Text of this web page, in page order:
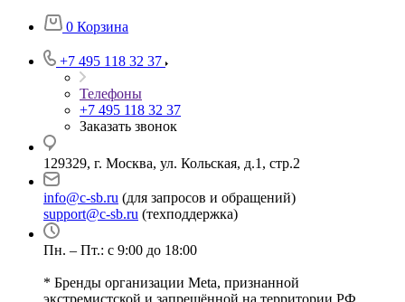
0 Корзина
+7 495 118 32 37
Телефоны
+7 495 118 32 37
Заказать звонок
129329, г. Москва, ул. Кольская, д.1, стр.2
info@c-sb.ru (для запросов и обращений)
support@c-sb.ru (техподдержка)
Пн. – Пт.: с 9:00 до 18:00
* Бренды организации Meta, признанной
экстремистской и запрещённой на территории РФ